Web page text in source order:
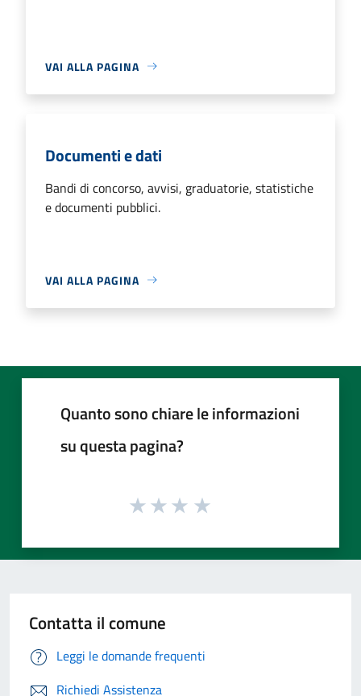
VAI ALLA PAGINA
Documenti e dati
Bandi di concorso, avvisi, graduatorie, statistiche
e documenti pubblici.
VAI ALLA PAGINA
Quanto sono chiare le informazioni
su questa pagina?
Contatta il comune
Leggi le domande frequenti
Richiedi Assistenza